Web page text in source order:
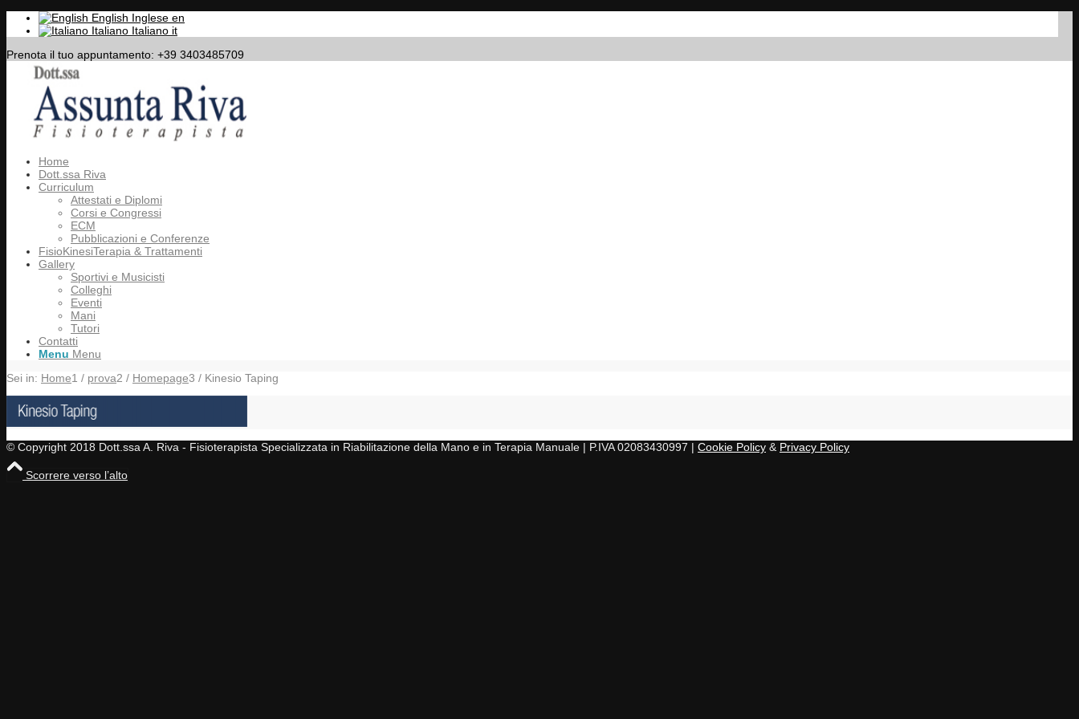
English Inglese en
Italiano Italiano it
Prenota il tuo appuntamento: +39 3403485709
Home
Dott.ssa Riva
Curriculum
Attestati e Diplomi
Corsi e Congressi
ECM
Pubblicazioni e Conferenze
FisioKinesiTerapia & Trattamenti
Gallery
Sportivi e Musicisti
Colleghi
Eventi
Mani
Tutori
Contatti
Menu Menu
Sei in: Home1 / prova2 / Homepage3 / Kinesio Taping
© Copyright 2018 Dott.ssa A. Riva - Fisioterapista Specializzata in Riabilitazione della Mano e in Terapia Manuale | P.IVA 02083430997 | Cookie Policy & Privacy Policy
Scorrere verso l’alto